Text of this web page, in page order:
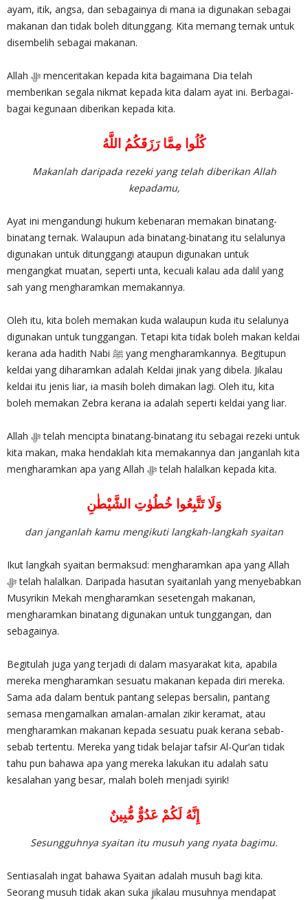
ayam, itik, angsa, dan sebagainya di mana ia digunakan sebagai
makanan dan tidak boleh ditunggang. Kita memang ternak untuk
disembelih sebagai makanan.
Allah ‎ﷻ menceritakan kepada kita bagaimana Dia telah
memberikan segala nikmat kepada kita dalam ayat ini. Berbagai-
bagai kegunaan diberikan kepada kita.
كُلُوا مِمَّا رَزَقَكُمُ اللَّهُ
Makanlah daripada rezeki yang telah diberikan Allah
kepadamu,
Ayat ini mengandungi hukum kebenaran memakan binatang-
binatang ternak. Walaupun ada binatang-binatang itu selalunya
digunakan untuk ditunggangi ataupun digunakan untuk
mengangkat muatan, seperti unta, kecuali kalau ada dalil yang
sah yang mengharamkan memakannya.
Oleh itu, kita boleh memakan kuda walaupun kuda itu selalunya
digunakan untuk tunggangan. Tetapi kita tidak boleh makan keldai
kerana ada hadith Nabi ﷺ yang mengharamkannya. Begitupun
keldai yang diharamkan adalah Keldai jinak yang dibela. Jikalau
keldai itu jenis liar, ia masih boleh dimakan lagi. Oleh itu, kita
boleh memakan Zebra kerana ia adalah seperti keldai yang liar.
Allah ‎ﷻ telah mencipta binatang-binatang itu sebagai rezeki untuk
kita makan, maka hendaklah kita memakannya dan janganlah kita
mengharamkan apa yang Allah ‎ﷻ telah halalkan kepada kita.
وَلَا تَتَّبِعُوا خُطُوٰتِ الشَّيْطٰنِ
dan janganlah kamu mengikuti langkah-langkah syaitan
Ikut langkah syaitan bermaksud: mengharamkan apa yang Allah
Musyrikin Mekah mengharamkan sesetengah makanan,
mengharamkan binatang digunakan untuk tunggangan, dan
sebagainya.
Begitulah juga yang terjadi di dalam masyarakat kita, apabila
mereka mengharamkan sesuatu makanan kepada diri mereka.
Sama ada dalam bentuk pantang selepas bersalin, pantang
semasa mengamalkan amalan-amalan zikir keramat, atau
mengharamkan makanan kepada sesuatu puak kerana sebab-
sebab tertentu. Mereka yang tidak belajar tafsir Al-Qur’an tidak
tahu pun bahawa apa yang mereka lakukan itu adalah satu
kesalahan yang besar, malah boleh menjadi syirik!
إِنَّهُ لَكُمْ عَدُوٌّ مُّبِينٌ
Sesungguhnya syaitan itu musuh yang nyata bagimu.
Sentiasalah ingat bahawa Syaitan adalah musuh bagi kita.
Seorang musuh tidak akan suka jikalau musuhnya mendapat